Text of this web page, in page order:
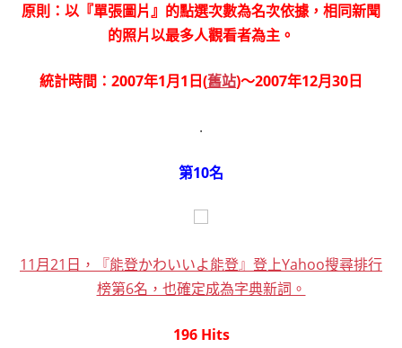
原則：以『單張圖片』的點選次數為名次依據，相同新聞
的照片以最多人觀看者為主。
統計時間：2007年1月1日(舊站)～2007年12月30日
.
第10名
11月21日，『能登かわいいよ能登』登上Yahoo搜尋排行
榜第6名，也確定成為字典新詞。
196 Hits